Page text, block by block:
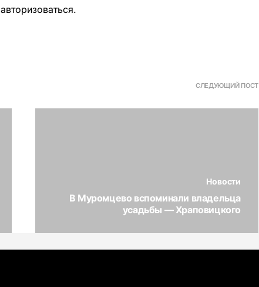
авторизоваться.
СЛЕДУЮЩИЙ ПОСТ
Новости
В Муромцево вспоминали владельца
усадьбы — Храповицкого